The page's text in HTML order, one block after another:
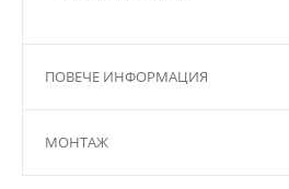
ПОВЕЧЕ ИНФОРМАЦИЯ
МОНТАЖ